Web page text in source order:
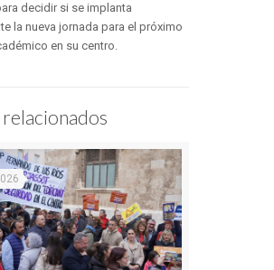
decidir si se implanta
la nueva jornada para el próximo
en su centro.
relacionados